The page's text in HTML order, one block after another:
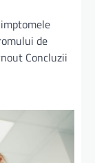
de
Concluzii